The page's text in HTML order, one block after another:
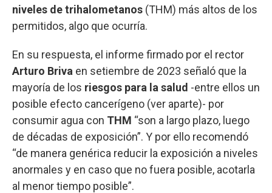
niveles de trihalometanos (THM) más altos de los
permitidos, algo que ocurría.
En su respuesta, el informe firmado por el rector
Arturo Briva en setiembre de 2023 señaló que la
mayoría de los riesgos para la salud -entre ellos un
posible efecto cancerígeno (ver aparte)- por
consumir agua con THM “son a largo plazo, luego
de décadas de exposición”. Y por ello recomendó
“de manera genérica reducir la exposición a niveles
anormales y en caso que no fuera posible, acotarla
al menor tiempo posible”.